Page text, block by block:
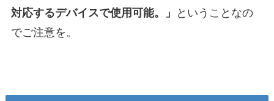
対応するデバイスで使用可能。」
ということなの
でご注意を。